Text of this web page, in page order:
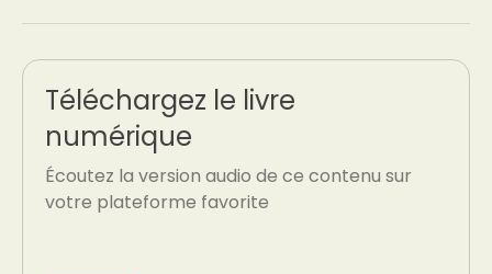
Téléchargez le livre
numérique
Écoutez la version audio de ce contenu sur
votre plateforme favorite